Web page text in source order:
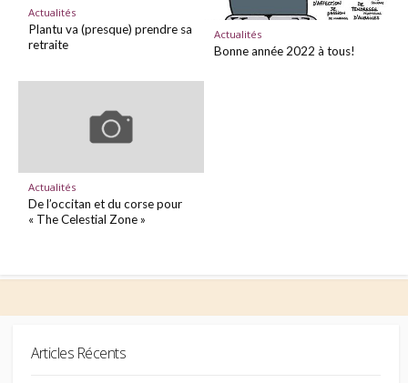
Actualités
Plantu va (presque) prendre sa
retraite
Actualités
Bonne année 2022 à tous!
Actualités
De l’occitan et du corse pour
« The Celestial Zone »
Articles Récents